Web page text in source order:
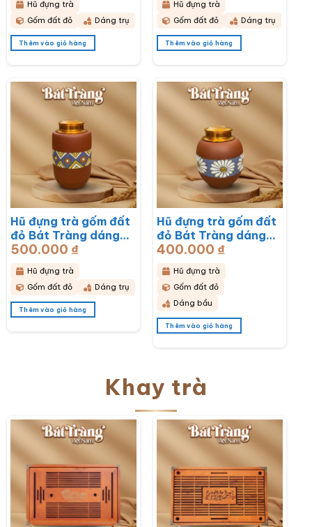
Hũ Đựng Trà
Hũ đựng trà gốm đất
đỏ Bát Tràng dáng
trụ hoạ tiết hoa mai
trắng BT-HĐT13
500.000₫
Hũ đựng trà
Gốm đất đỏ
Thêm vào giỏ hàng
Hũ đựng trà gốm đất
đỏ Bát Tràng dáng
trụ hoạ tiết hoa sen
BT-HĐT12
500.000₫
Hũ đựng trà
Gốm đất đỏ
Thêm vào giỏ hàng
Hũ đựng trà gốm đất
đỏ Bát Tràng dáng
bầu hoạ tiết thổ cẩm
BT-HĐT11
500.000₫
Hũ đựng trà
Gốm đất đỏ
Dáng trụ
Hũ đựng trà gốm đất
đỏ Bát Tràng dáng
bầu hoạ tiết hoa cúc
hoạ mi trắng BT-
HĐT10
400.000₫
Hũ đựng trà
Gốm đất đỏ